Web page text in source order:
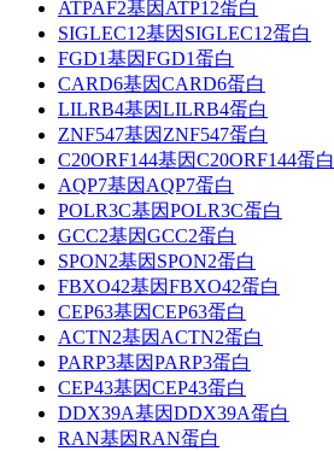
ATPAF2基因ATP12蛋白
SIGLEC12基因SIGLEC12蛋白
FGD1基因FGD1蛋白
CARD6基因CARD6蛋白
LILRB4基因LILRB4蛋白
ZNF547基因ZNF547蛋白
C20ORF144基因C20ORF144蛋白
AQP7基因AQP7蛋白
POLR3C基因POLR3C蛋白
GCC2基因GCC2蛋白
SPON2基因SPON2蛋白
FBXO42基因FBXO42蛋白
CEP63基因CEP63蛋白
ACTN2基因ACTN2蛋白
PARP3基因PARP3蛋白
CEP43基因CEP43蛋白
DDX39A基因DDX39A蛋白
RAN基因RAN蛋白